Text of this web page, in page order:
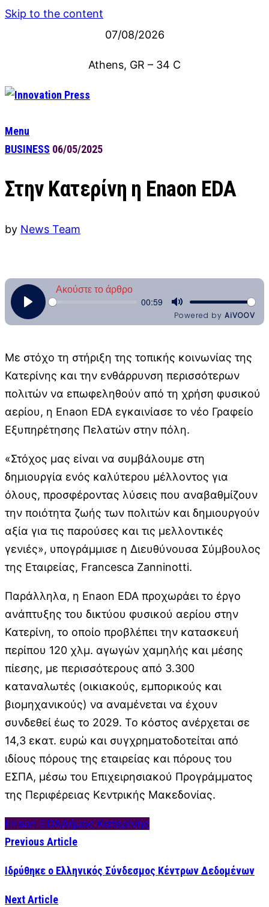
Skip to the content
07/08/2026
Athens, GR – 34 C
Menu
BUSINESS 06/05/2025
Στην Κατερίνη η Enaon EDA
by News Team
Με στόχο τη στήριξη της τοπικής κοινωνίας της
Κατερίνης και την ενθάρρυνση περισσότερων
πολιτών να επωφεληθούν από τη χρήση φυσικού
αερίου, η Enaon EDA εγκαινίασε το νέο Γραφείο
Εξυπηρέτησης Πελατών στην πόλη.
«Στόχος μας είναι να συμβάλουμε στη
δημιουργία ενός καλύτερου μέλλοντος για
όλους, προσφέροντας λύσεις που αναβαθμίζουν
την ποιότητα ζωής των πολιτών και δημιουργούν
αξία για τις παρούσες και τις μελλοντικές
γενιές», υπογράμμισε η Διευθύνουσα Σύμβουλος
της Εταιρείας, Francesca Zanninotti.
Παράλληλα, η Enaon EDA προχωράει το έργο
ανάπτυξης του δικτύου φυσικού αερίου στην
Κατερίνη, το οποίο προβλέπει την κατασκευή
περίπου 120 χλμ. αγωγών χαμηλής και μέσης
πίεσης, με περισσότερους από 3.300
καταναλωτές (οικιακούς, εμπορικούς και
βιομηχανικούς) να αναμένεται να έχουν
συνδεθεί έως το 2029. Το κόστος ανέρχεται σε
14,3 εκατ. ευρώ και συγχρηματοδοτείται από
ιδίους πόρους της εταιρείας και πόρους του
ΕΣΠΑ, μέσω του Επιχειρησιακού Προγράμματος
της Περιφέρειας Κεντρικής Μακεδονίας.
Enaon EDAΔήμος Κατερίνης
Previous Article
Ιδρύθηκε ο Ελληνικός Σύνδεσμος Κέντρων Δεδομένων
Next Article